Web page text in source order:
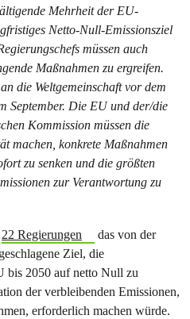
Mehrheit der EU-
Netto-Null-Emissionsziel
müssen auch
Maßnahmen zu ergreifen.
die Weltgemeinschaft vor dem
September. Die EU und der/die
Kommission müssen die
machen, konkrete Maßnahmen
zu senken und die größten
zur Verantwortung zu
22 Regierungen
das von der
Ziel, die
bis 2050 auf netto Null zu
der verbleibenden Emissionen,
erforderlich machen würde.